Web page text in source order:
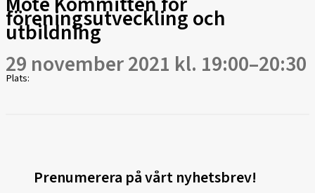
föreningsutveckling och
utbildning
29 november 2021 kl. 19:00–20:30
Plats:
Prenumerera på vårt nyhetsbrev!